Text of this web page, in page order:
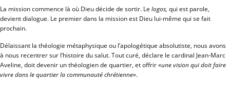
La mission commence là où Dieu décide de sortir. Le logos, qui est parole,
devient dialogue. Le premier dans la mission est Dieu lui-même qui se fait
prochain.
Délaissant la théologie métaphysique ou l’apologétique absolutiste, nous avons
à nous recentrer sur l’histoire du salut. Tout curé, déclare le cardinal Jean-Marc
Aveline, doit devenir un théologien de quartier, et offrir «une vision qui doit faire
vivre dans le quartier la communauté chrétienne».